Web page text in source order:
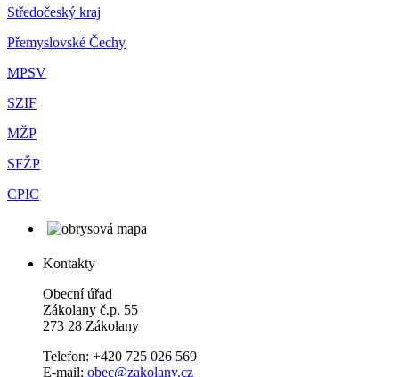
Středočeský kraj
Přemyslovské Čechy
MPSV
SZIF
MŽP
SFŽP
CPIC
Kontakty
Obecní úřad
Zákolany č.p. 55
273 28 Zákolany
Telefon: +420 725 026 569
E-mail: obec@zakolany.cz